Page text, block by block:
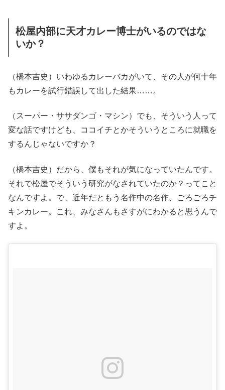
松屋内部に天才カレー博士がいるのではな
いか？
（橋本吉史）いわゆるカレーバカがいて、その人が何十年
もカレーを試行錯誤して出した結果……。
（スーパー・ササダンゴ・マシン）でも、そういう人って
変な話ですけども、ココイチとかそういうところに就職を
するんじゃないですか？
（橋本吉史）だから、僕もそれが気になっていたんです。
それで松屋でそういう研究がなされていたのか？ってこと
なんですよ。で、近年だともう名作中の名作、ごろごろチ
キンカレー。これ、みなさんもさすがにわかると思うんで
すよ。